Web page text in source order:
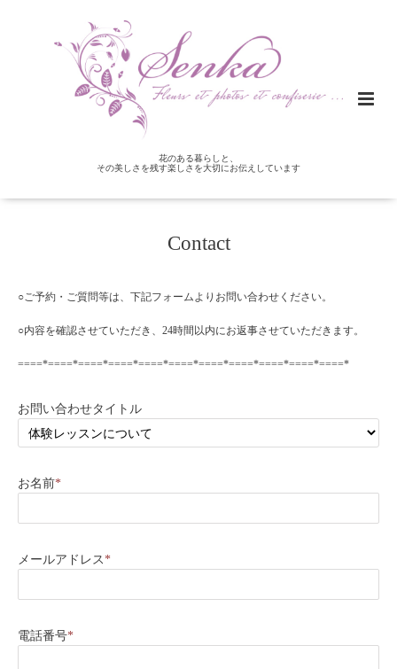
花のある暮らしと、
その美しさを残す楽しさを大切にお伝えしています
Contact
○ご予約・ご質問等は、下記フォームよりお問い合わせください。
○内容を確認させていただき、24時間以内にお返事させていただきます。
====*====*====*====*====*====*====*====*====*====*====*
お問い合わせタイトル
お名前*
メールアドレス*
電話番号*